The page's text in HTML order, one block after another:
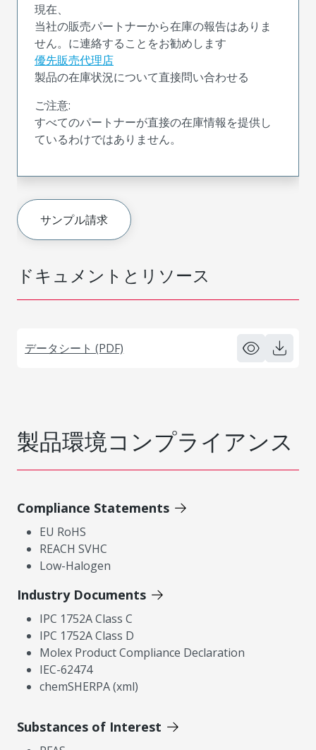
ドキュメントとリソース
データシート (PDF)
現在、
当社の販売パートナーから在庫の報告はありま
せん。に連絡することをお勧めします
優先販売代理店
製品の在庫状況について直接問い合わせる
ご注意:
すべてのパートナーが直接の在庫情報を提供し
ているわけではありません。
サンプル請求
製品環境コンプライアンス
Compliance Statements
EU RoHS
REACH SVHC
Low-Halogen
Industry Documents
IPC 1752A Class C
IPC 1752A Class D
Molex Product Compliance Declaration
IEC-62474
chemSHERPA (xml)
Substances of Interest